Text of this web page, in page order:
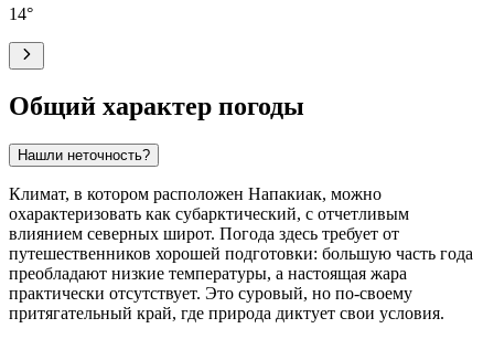
14°
Общий характер погоды
Нашли неточность?
Климат, в котором расположен Напакиак, можно
охарактеризовать как субарктический, с отчетливым
влиянием северных широт. Погода здесь требует от
путешественников хорошей подготовки: большую часть года
преобладают низкие температуры, а настоящая жара
практически отсутствует. Это суровый, но по-своему
притягательный край, где природа диктует свои условия.